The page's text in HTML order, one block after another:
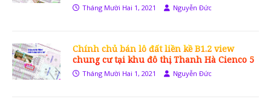
Tháng Mười Hai 1, 2021 Nguyễn Đức
Chính chủ bán lô đất liền kề B1.2 view
chung cư tại khu đô thị Thanh Hà Cienco 5
Tháng Mười Hai 1, 2021 Nguyễn Đức